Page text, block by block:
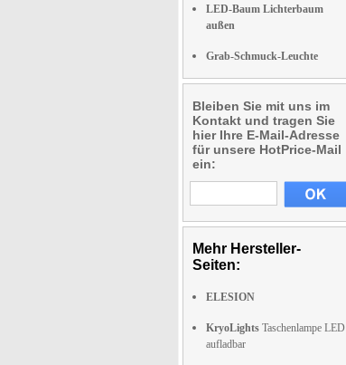
LED-Baum Lichterbaum
außen
Grab-Schmuck-Leuchte
Bleiben Sie mit uns im
Kontakt und tragen Sie
hier Ihre E-Mail-Adresse
für unsere HotPrice-Mail
ein:
Mehr Hersteller-
Seiten:
ELESION
KryoLights Taschenlampe LED
aufladbar